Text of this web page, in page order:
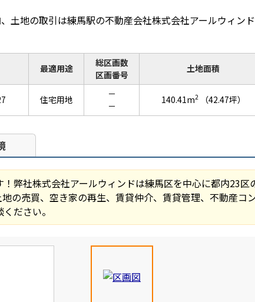
土地の取引は練馬駅の不動産会社株式会社アールウィン
最適用途
総区画数
区画番号
土地面積
住宅用地
－
－
140.41m2 （42.47坪）
弊社株式会社アールウィンドは練馬区を中心に都内23区
の売買、空き家の再生、賃貸仲介、賃貸管理、不動産コ
ださい。